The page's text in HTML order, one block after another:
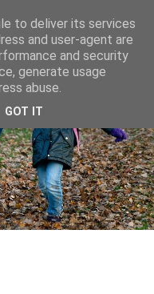
to deliver its services
and user-agent are
and security
generate usage
abuse.
GOT IT